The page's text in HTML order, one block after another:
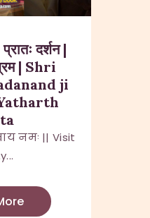
दर्शन |
| Shri
ji
नमः || Visit